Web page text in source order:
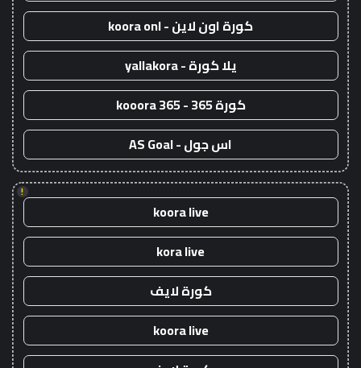
كورة اون لاين - koora onl
يلا كورة - yallakora
كورة 365 - kooora 365
اس جول - AS Goal
!
koora live
kora live
كورة لايف
koora live